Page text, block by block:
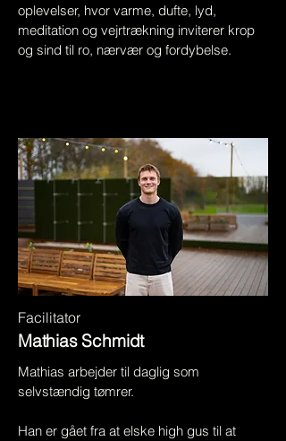
oplevelser, hvor varme, dufte, lyd,
meditation og vejrtrækning inviterer krop
og sind til ro, nærvær og fordybelse.
Facilitator
Mathias Schmidt
Mathias arbejder til daglig som
selvstændig tømrer.
Han er gået fra at elske high gus til at